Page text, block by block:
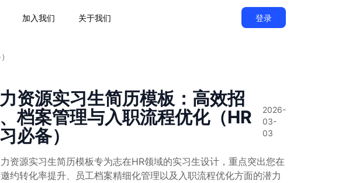
加入我们 关于我们 登录
资源实习生简历模板：高效招
档案管理与入职流程优化（HR
必备）
2026-
03-
03
资源实习生简历模板专为志在HR领域的实习生设计，重点突出您在
约转化率提升、员工档案精细化管理以及入职流程优化方面的潜力